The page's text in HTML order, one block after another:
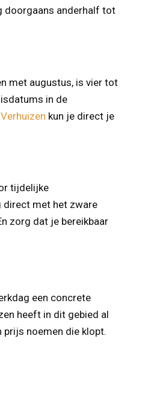
doorgaans anderhalf tot
met augustus, is vier tot
in de
kun je direct je
tijdelijke
direct met het zware
zorg dat je bereikbaar
een concrete
heeft in dit gebied al
prijs noemen die klopt.